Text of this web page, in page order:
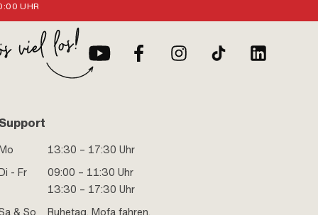
UHR
13:30 – 17:30 Uhr
- Fr
09:00 – 11:30 Uhr
13:30 – 17:30 Uhr